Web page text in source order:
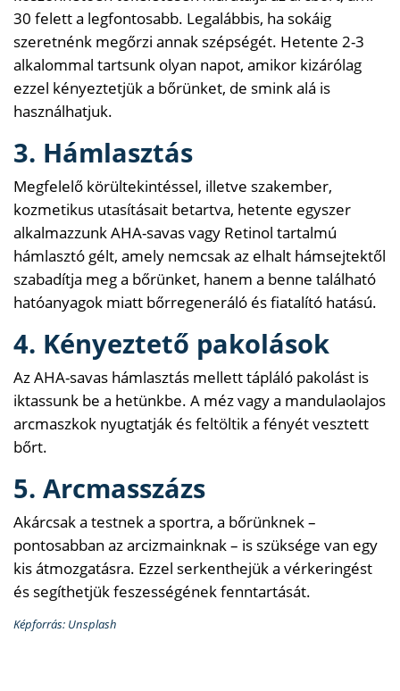
30 felett a legfontosabb. Legalábbis, ha sokáig
szeretnénk megőrzi annak szépségét. Hetente 2-3
alkalommal tartsunk olyan napot, amikor kizárólag
ezzel kényeztetjük a bőrünket, de smink alá is
használhatjuk.
3. Hámlasztás
Megfelelő körültekintéssel, illetve szakember,
kozmetikus utasításait betartva, hetente egyszer
alkalmazzunk AHA-savas vagy Retinol tartalmú
hámlasztó gélt, amely nemcsak az elhalt hámsejtektől
szabadítja meg a bőrünket, hanem a benne található
hatóanyagok miatt bőrregeneráló és fiatalító hatású.
4. Kényeztető pakolások
Az AHA-savas hámlasztás mellett tápláló pakolást is
iktassunk be a hetünkbe. A méz vagy a mandulaolajos
arcmaszkok nyugtatják és feltöltik a fényét vesztett
bőrt.
5. Arcmasszázs
Akárcsak a testnek a sportra, a bőrünknek –
pontosabban az arcizmainknak – is szüksége van egy
kis átmozgatásra. Ezzel serkenthejük a vérkeringést
és segíthetjük feszességének fenntartását.
Képforrás: Unsplash